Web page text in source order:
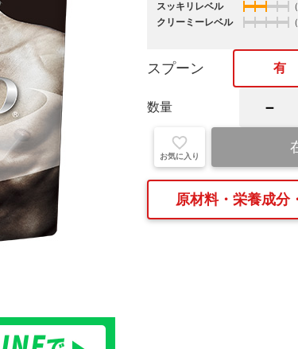
スッキリレベル
クリーミーレベル
スプーン 有
数量
お気に入り
原材料・栄養成分